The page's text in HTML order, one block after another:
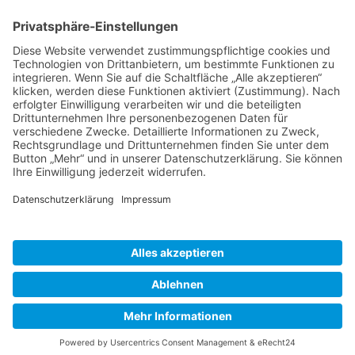
BIENENZUCHTVEREIN SULZBACH-ROSENBERG
1871 E.V.
1. Vorsitzender
Matthias Bohmann
Siebeneichen 13
92237 Sulzbach-Rosenberg
E-Mail: vorstand@bienenzuchtverein-sulzbach-
Copyright © Bienenzuchtverein
Sulzbach-Rosenberg 1871 e.V.
Kontakt|Impressum|Datenschutzerklärung|
Cookie-Einstellungen